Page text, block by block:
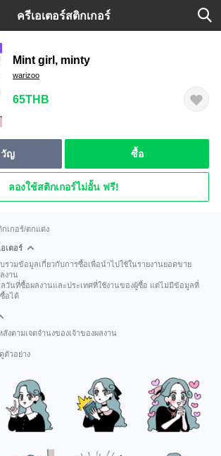
ครีเอเตอร์สติกเกอร์
Mint girl, minty
warizoo
65THB
วัญ ซื้อ
ลองใช้สติกเกอร์ไม่อั้น ฟรี!
เกอร์/ตกแต่ง
เตอร์
บรวมข้อมูลเกี่ยวกับการซื้อเพื่อนำไปใช้ในรายงานยอดขาย
งาน
วันที่ซื้อผลงานและประเทศที่ใช้งานของผู้ซื้อ แต่ไม่มีข้อมูลที่
อได้
งตามเจตจำนงของเจ้าของผลงาน
ตัวอย่าง